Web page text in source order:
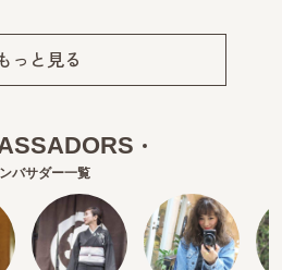
っと見る
バサダー一覧